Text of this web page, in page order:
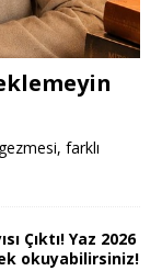
farklı
Çıktı! Yaz 2026
okuyabilirsiniz!